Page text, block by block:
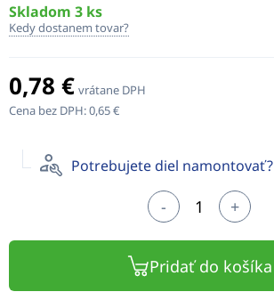
Skladom 3 ks
Kedy dostanem tovar?
0,78 € vrátane DPH
Cena bez DPH:0,65 €
Potrebujete diel namontovať?
- +
Pridať do košíka